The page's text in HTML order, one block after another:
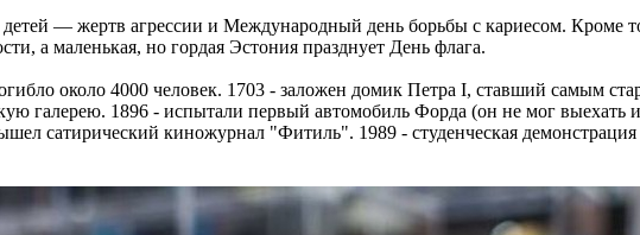
— жертв агрессии и Международный день борьбы с кариесом. Кроме
а маленькая, но гордая Эстония празднует День флага.
около 4000 человек. 1703 - заложен домик Петра I, ставший самым
галерею. 1896 - испытали первый автомобиль Форда (он не мог выехать
сатирический киножурнал "Фитиль". 1989 - студенческая